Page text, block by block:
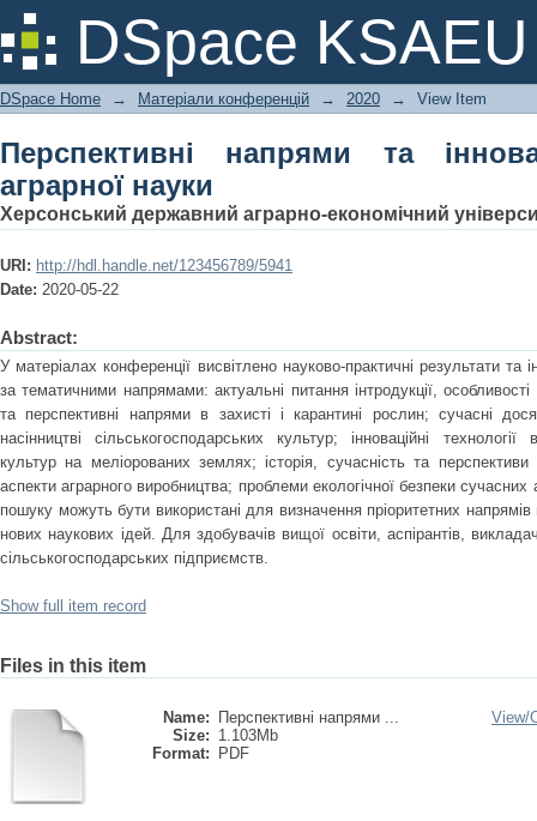
DSpace KSAEU
Перспективні напрями та
DSpace Home → Матеріали конференцій → 2020 → View Item
Перспективні напрями та
аграрної науки
Херсонський державний аграрно-економічний
URI: http://hdl.handle.net/123456789/5941
Date: 2020-05-22
Abstract:
У матеріалах конференції висвітлено науково-практичні результати та
за тематичними напрямами: актуальні питання інтродукції,
та перспективні напрями в захисті і карантині рослин; сучасні
насінництві сільськогосподарських культур; інноваційні
культур на меліорованих землях; історія, сучасність та перспективи
аспекти аграрного виробництва; проблеми екологічної безпеки сучасних
пошуку можуть бути використані для визначення пріоритетних
нових наукових ідей. Для здобувачів вищої освіти, аспірантів,
сільськогосподарських підприємств.
Show full item record
Files in this item
Name:
Перспективні напрями ...
Size: 1.103Mb
Format:
PDF
View/